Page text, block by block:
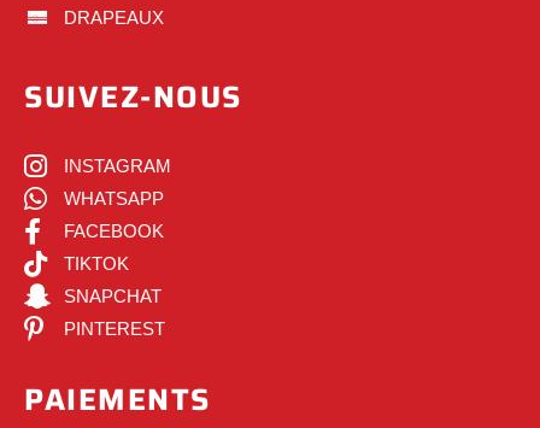
DRAPEAUX
SUIVEZ-NOUS
INSTAGRAM
WHATSAPP
FACEBOOK
TIKTOK
SNAPCHAT
PINTEREST
PAIEMENTS